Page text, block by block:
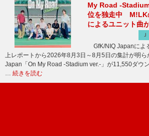
My Road -
位を独走中 M!LK
によるユニット曲
GfK/NIQ Japanによ
上レポートから2026年8月3日～8月5日の集計が明ら
Japan「On My Road -Stadium ver.-」が11,550ダウ
… 続きを読む